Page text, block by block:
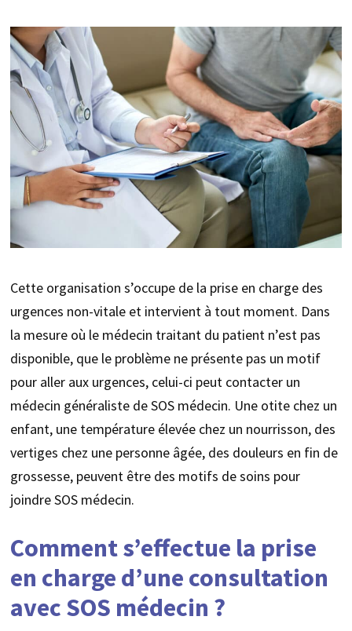
Cette organisation s’occupe de la prise en charge des
urgences non-vitale et intervient à tout moment. Dans
la mesure où le médecin traitant du patient n’est pas
disponible, que le problème ne présente pas un motif
pour aller aux urgences, celui-ci peut contacter un
médecin généraliste de SOS médecin. Une otite chez un
enfant, une température élevée chez un nourrisson, des
vertiges chez une personne âgée, des douleurs en fin de
grossesse, peuvent être des motifs de soins pour
joindre SOS médecin.
Comment s’effectue la prise
en charge d’une consultation
avec SOS médecin ?